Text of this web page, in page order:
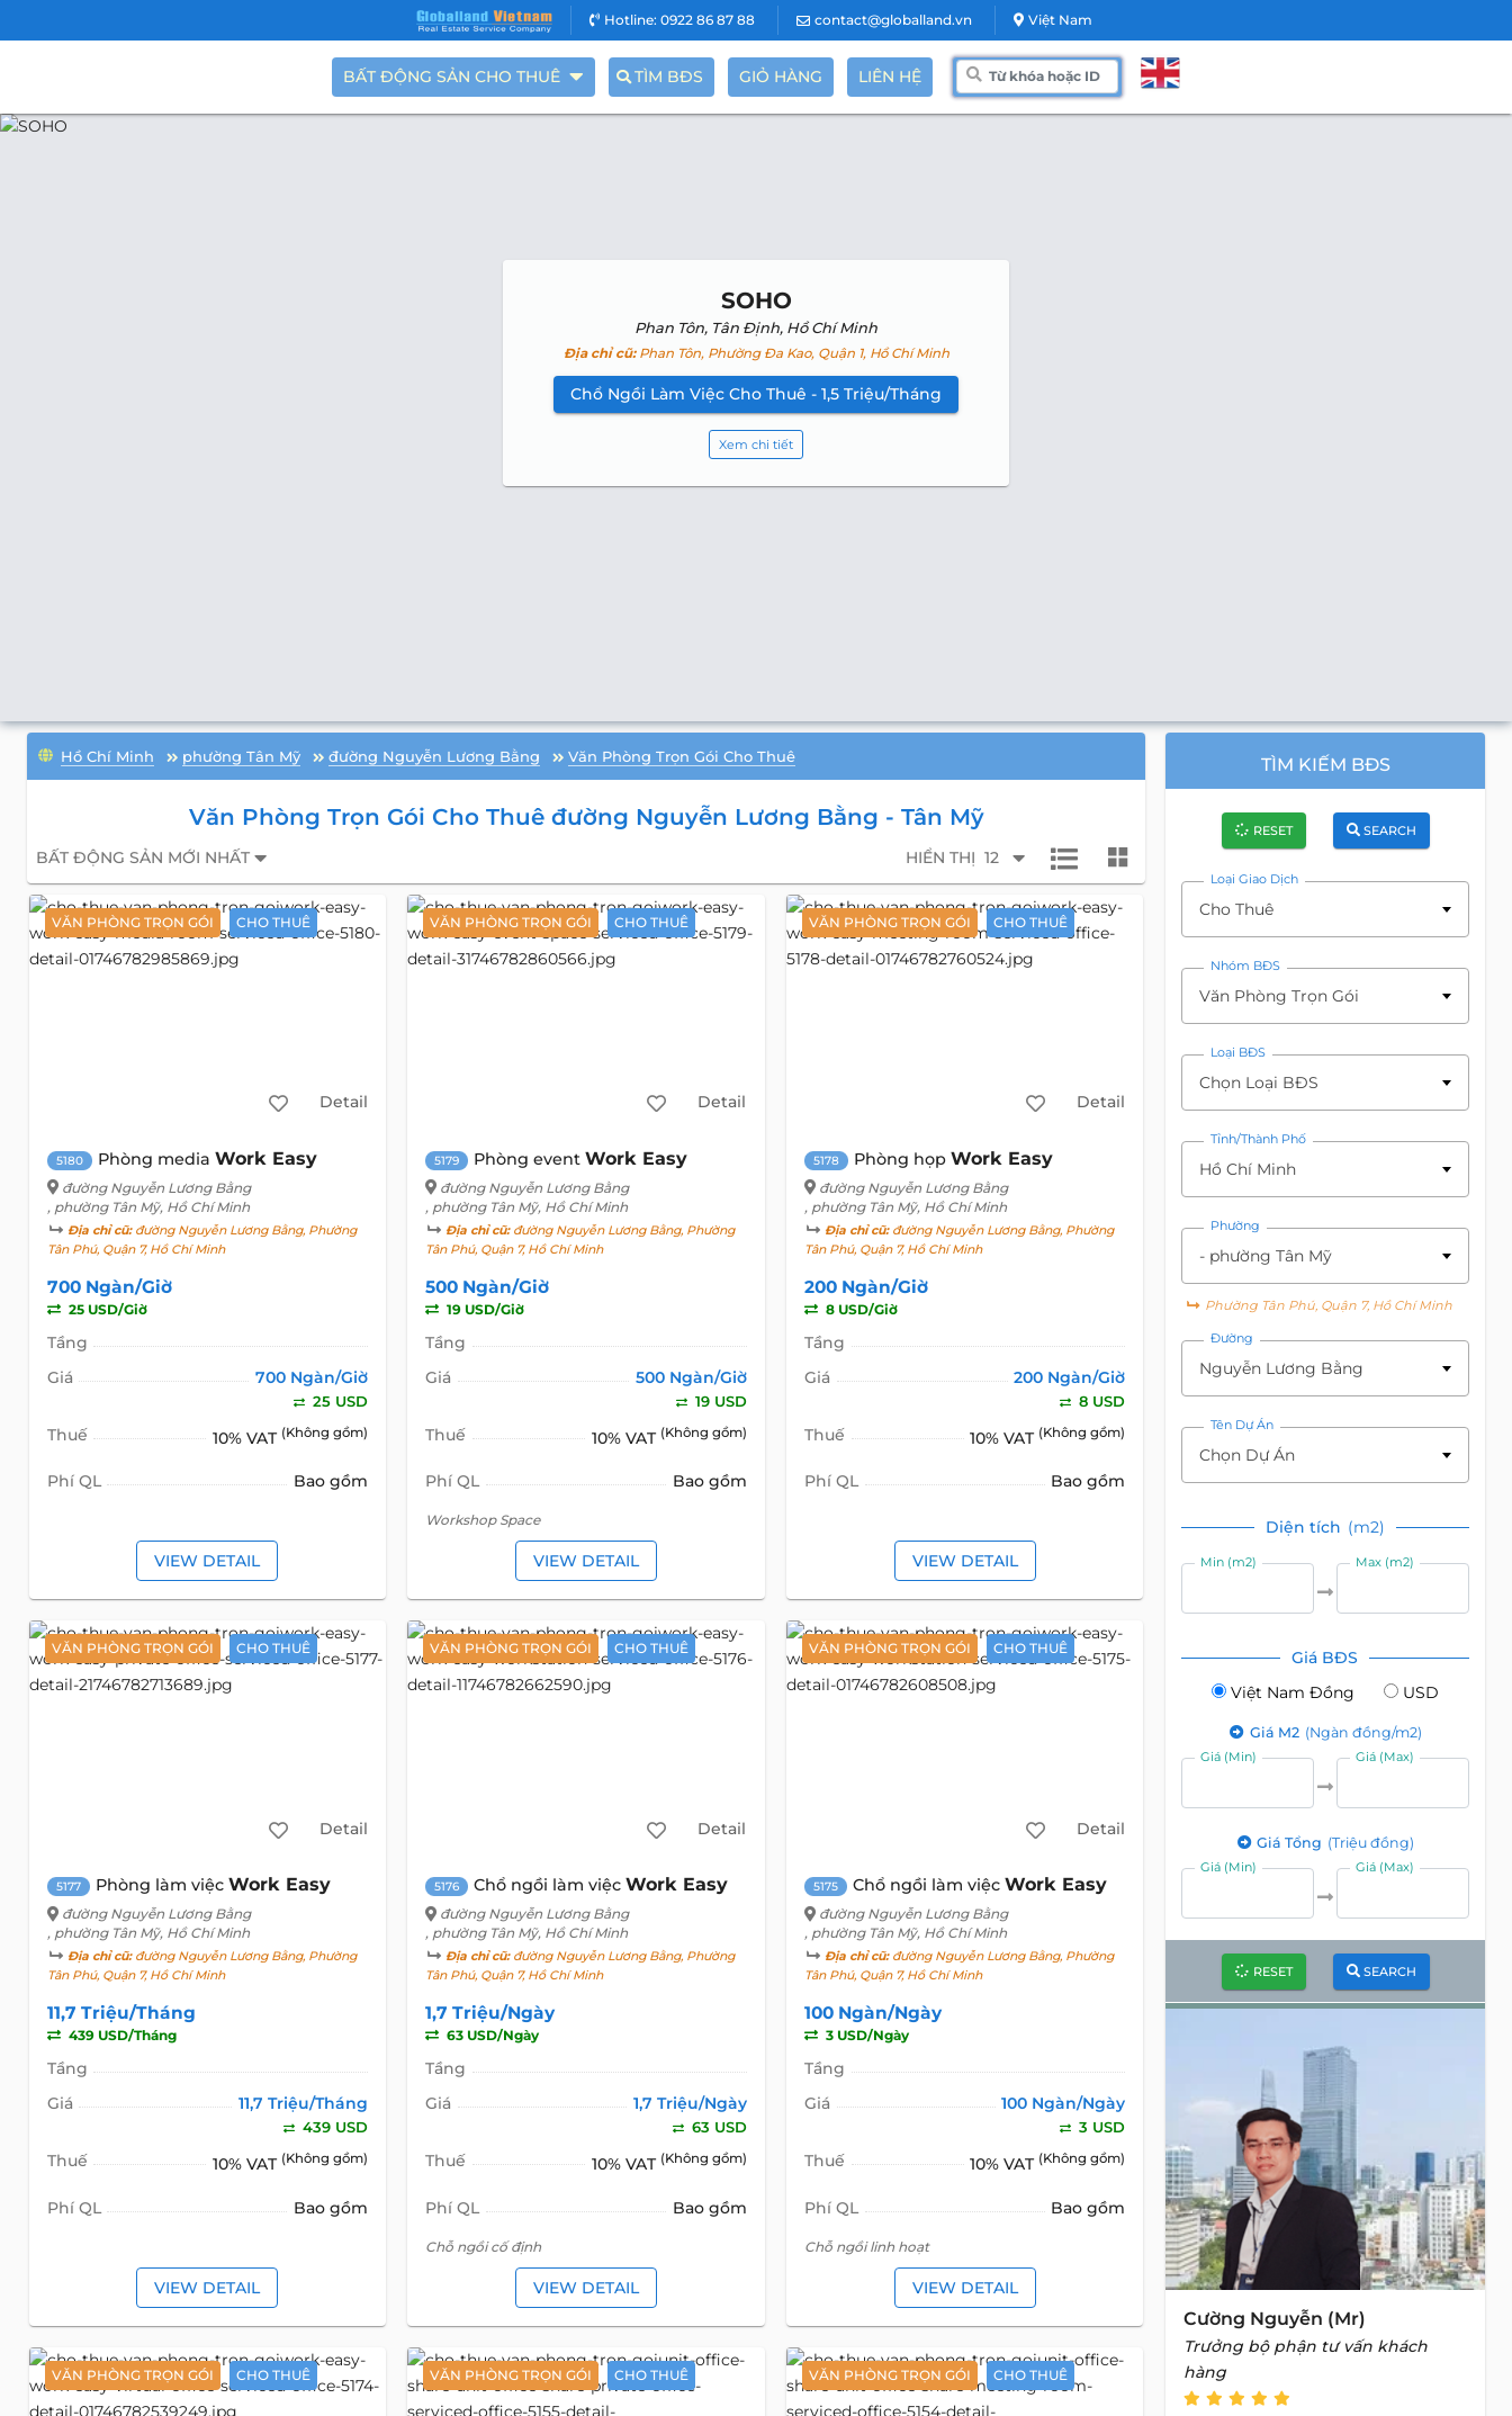
Hotline: 0922 86 87 88 contact@globalland.vn Việt Nam
BẤT ĐỘNG SẢN CHO THUÊ TÌM BĐS GIỎ HÀNG LIÊN HỆ
SOHO
Phan Tôn, Tân Định, Hồ Chí Minh
Địa chỉ cũ:Phan Tôn, Phường Đa Kao, Quận 1, Hồ Chí Minh
Chổ Ngồi Làm Việc Cho Thuê - 1,5 Triệu/Tháng
Xem chi tiết
Hồ Chí Minh phường Tân Mỹ đường Nguyễn Lương Bằng Văn Phòng Trọn Gói Cho Thuê
Văn Phòng Trọn Gói Cho Thuê đường Nguyễn Lương Bằng - Tân Mỹ
BẤT ĐỘNG SẢN MỚI NHẤT HIỂN THỊ 12
VĂN PHÒNG TRỌN GÓI CHO THUÊ
Detail
5180 Phòng media Work Easy
đường Nguyễn Lương Bằng
, phường Tân Mỹ, Hồ Chí Minh
Địa chỉ cũ:đường Nguyễn Lương Bằng, Phường
Tân Phú, Quận 7, Hồ Chí Minh
700 Ngàn/Giờ
25 USD/Giờ
Tầng
Giá
700 Ngàn/Giờ
25 USD
Thuế 10% VAT (Không gồm)
Phí QL Bao gồm
VIEW DETAIL
VĂN PHÒNG TRỌN GÓI CHO THUÊ
Detail
5179 Phòng eventWork Easy
đường Nguyễn Lương Bằng
, phường Tân Mỹ, Hồ Chí Minh
Địa chỉ cũ:đường Nguyễn Lương Bằng, Phường
Tân Phú, Quận 7, Hồ Chí Minh
500 Ngàn/Giờ
19 USD/Giờ
Tầng
Giá
500 Ngàn/Giờ
19 USD
Thuế 10% VAT (Không gồm)
Phí QL Bao gồm
Workshop Space
VIEW DETAIL
VĂN PHÒNG TRỌN GÓI CHO THUÊ
Detail
5178 Phòng họp Work Easy
đường Nguyễn Lương Bằng
, phường Tân Mỹ, Hồ Chí Minh
Địa chỉ cũ:đường Nguyễn Lương Bằng, Phường
Tân Phú, Quận 7, Hồ Chí Minh
200 Ngàn/Giờ
8 USD/Giờ
Tầng
Giá
200 Ngàn/Giờ
8 USD
Thuế 10% VAT (Không gồm)
Phí QL Bao gồm
VIEW DETAIL
VĂN PHÒNG TRỌN GÓI CHO THUÊ
Detail
5177 Phòng làm việc Work Easy
đường Nguyễn Lương Bằng
, phường Tân Mỹ, Hồ Chí Minh
Địa chỉ cũ:đường Nguyễn Lương Bằng, Phường
Tân Phú, Quận 7, Hồ Chí Minh
11,7 Triệu/Tháng
439 USD/Tháng
Tầng
Giá
11,7 Triệu/Tháng
439 USD
Thuế 10% VAT (Không gồm)
Phí QL Bao gồm
VIEW DETAIL
VĂN PHÒNG TRỌN GÓI CHO THUÊ
Detail
5176 Chổ ngồi làm việcWork Easy
đường Nguyễn Lương Bằng
, phường Tân Mỹ, Hồ Chí Minh
Địa chỉ cũ:đường Nguyễn Lương Bằng, Phường
Tân Phú, Quận 7, Hồ Chí Minh
1,7 Triệu/Ngày
63 USD/Ngày
Tầng
Giá
1,7 Triệu/Ngày
63 USD
Thuế 10% VAT (Không gồm)
Phí QL Bao gồm
Chỗ ngồi cố định
VIEW DETAIL
VĂN PHÒNG TRỌN GÓI CHO THUÊ
Detail
5175 Chổ ngồi làm việc Work Easy
đường Nguyễn Lương Bằng
, phường Tân Mỹ, Hồ Chí Minh
Địa chỉ cũ:đường Nguyễn Lương Bằng, Phường
Tân Phú, Quận 7, Hồ Chí Minh
100 Ngàn/Ngày
3 USD/Ngày
Tầng
Giá
100 Ngàn/Ngày
3 USD
Thuế 10% VAT (Không gồm)
Phí QL Bao gồm
Chỗ ngồi linh hoạt
VIEW DETAIL
VĂN PHÒNG TRỌN GÓI CHO THUÊ VĂN PHÒNG TRỌN GÓI CHO THUÊ VĂN PHÒNG TRỌN GÓI CHO THUÊ
TÌM KIẾM BĐS
RESET SEARCH
Loại Giao Dịch
Cho Thuê
Nhóm BĐS
Văn Phòng Trọn Gói
Loại BĐS
Chọn Loại BĐS
Tỉnh/Thành Phố
Hồ Chí Minh
Phường
- phường Tân Mỹ
Phường Tân Phú, Quận 7, Hồ Chí Minh
Đường
Nguyễn Lương Bằng
Tên Dự Án
Chọn Dự Án
Diện tích (m2)
Min (m2) Max (m2)
Giá BĐS
Việt Nam Đồng
USD
Giá M2 (Ngàn đồng/m2)
Giá (Min) Giá (Max)
Giá Tổng (Triệu đồng)
Giá (Min) Giá (Max)
RESET SEARCH
Cường Nguyễn (Mr)
Trưởng bộ phận tư vấn khách
hàng